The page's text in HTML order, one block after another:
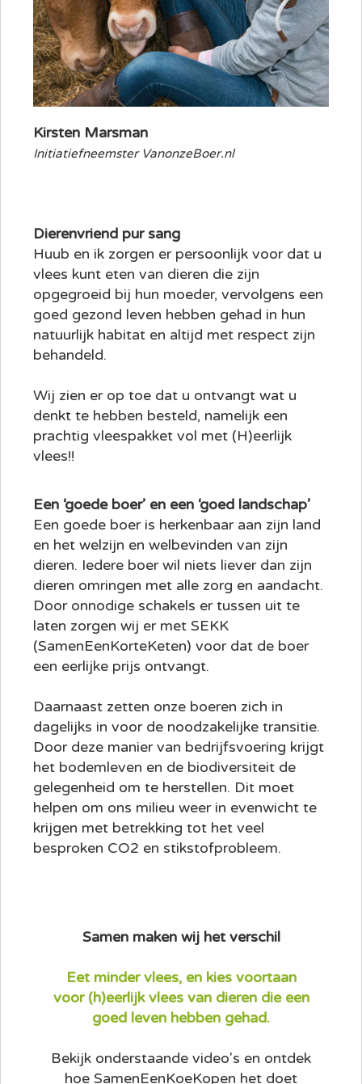
Kirsten Marsman
Initiatiefneemster VanonzeBoer.nl
Dierenvriend pur sang
Huub en ik zorgen er persoonlijk voor dat u
vlees kunt eten van dieren die zijn
opgegroeid bij hun moeder, vervolgens een
goed gezond leven hebben gehad in hun
natuurlijk habitat en altijd met respect zijn
behandeld.
Wij zien er op toe dat u ontvangt wat u
denkt te hebben besteld, namelijk een
prachtig vleespakket vol met (H)eerlijk
vlees!!
Een ‘goede boer’ en een ‘goed landschap’
Een goede boer is herkenbaar aan zijn land
en het welzijn en welbevinden van zijn
dieren. Iedere boer wil niets liever dan zijn
dieren omringen met alle zorg en aandacht.
Door onnodige schakels er tussen uit te
laten zorgen wij er met SEKK
(SamenEenKorteKeten) voor dat de boer
een eerlijke prijs ontvangt.
Daarnaast zetten onze boeren zich in
dagelijks in voor de noodzakelijke transitie.
Door deze manier van bedrijfsvoering krijgt
het bodemleven en de biodiversiteit de
gelegenheid om te herstellen. Dit moet
helpen om ons milieu weer in evenwicht te
krijgen met betrekking tot het veel
besproken CO2 en stikstofprobleem.
Samen maken wij het verschil
Eet minder vlees, en kies voortaan
voor (h)eerlijk vlees van dieren die een
goed leven hebben gehad.
Bekijk onderstaande video's en ontdek
hoe SamenEenKoeKopen het doet